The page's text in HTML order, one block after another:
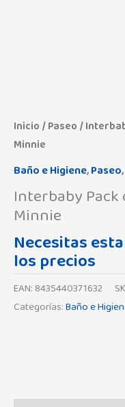
Inicio /Paseo /
Minnie
Baño e Higiene,Paseo,
Interbaby Pack
Minnie
Necesitas
los precios
EAN: 8435440371632
Categorías:Baño e